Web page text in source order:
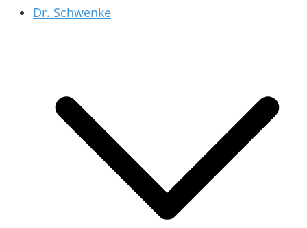
Dr. Schwenke